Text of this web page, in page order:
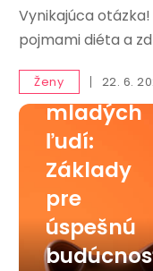
Vynikajúca
pojmami diéta a
Ženy 22. 6.
Finančná
ť pre
mladých
ľudí:
Základy
pre
úspešnú